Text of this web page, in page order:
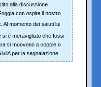
alla discussione
con ospite il nostro
Al momento dei saluti lui
si è meravigliato che fossi
si muovono a coppie o
per la segnalazione